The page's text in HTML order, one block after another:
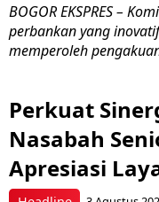
BOGOR EKSPRES –
perbankan yang
memperoleh
Perkuat
Nasabah
Apresiasi